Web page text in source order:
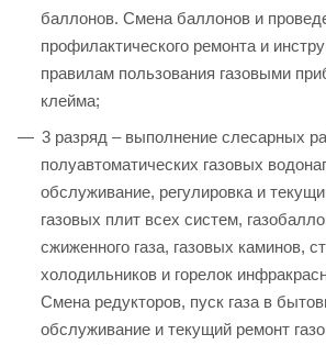
баллонов. Смена баллонов и
профилактического ремонта и
правилам пользования газовыми
клейма;
3 разряд – выполнение слесарных
полуавтоматических газовых
обслуживание, регулировка и
газовых плит всех систем,
сжиженного газа, газовых каминов,
холодильников и горелок
Смена редукторов, пуск газа в
обслуживание и текущий ремонт